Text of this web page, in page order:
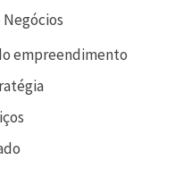
empreendimento